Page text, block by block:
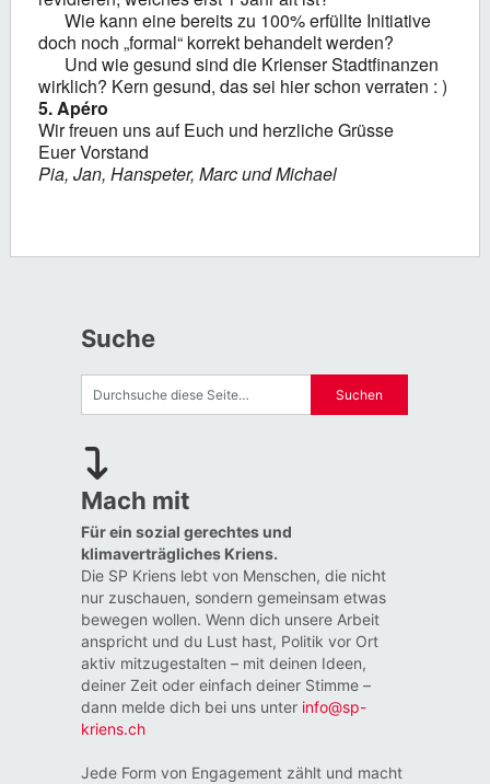
Wie kann eine bereits zu 100% erfüllte Initiative
doch noch „formal“ korrekt behandelt werden?
Und wie gesund sind die Krienser Stadtfinanzen
wirklich? Kern gesund, das sei hier schon verraten : )
5. Apéro
Wir freuen uns auf Euch und herzliche Grüsse
Euer Vorstand
Pia, Jan, Hanspeter, Marc und Michael
Suche
Mach mit
Für ein sozial gerechtes und
klimaverträgliches Kriens.
Die SP Kriens lebt von Menschen, die nicht
nur zuschauen, sondern gemeinsam etwas
bewegen wollen. Wenn dich unsere Arbeit
anspricht und du Lust hast, Politik vor Ort
aktiv mitzugestalten – mit deinen Ideen,
deiner Zeit oder einfach deiner Stimme –
dann melde dich bei uns unter info@sp-
kriens.ch
Jede Form von Engagement zählt und macht